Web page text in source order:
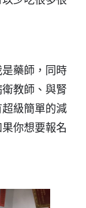
藥師，同時
教師、與腎
級簡單的減
你想要報名